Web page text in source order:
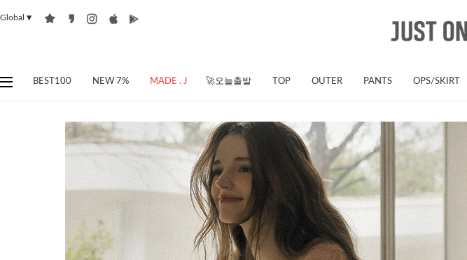
Global ▼
BEST100 NEW 7% MADE . J 🚀오늘출발 TOP OUTER PANTS OPS/SKIRT